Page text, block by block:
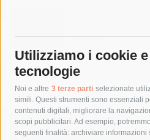
Utilizziamo i cookie
tecnologie
Noi e altre 3 terze parti selezionate
simili. Questi strumenti sono essenziali
contenuti digitali, migliorare la
scopi pubblicitari. Ad esempio,
seguenti finalità: archiviare informazioni
Sorrento. Le
8 Agosto 2026
Tag
acqua allerta meteo
anas